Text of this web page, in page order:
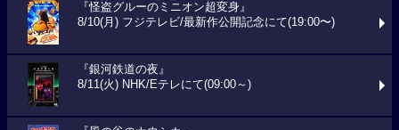
『怪盗グルーのミニオン超変身』
8/10(月) フジテレビ/最新作公開記念にて(19:00〜)
『銀河鉄道の夜』
8/11(火) NHK/Eテレにて(09:00～)